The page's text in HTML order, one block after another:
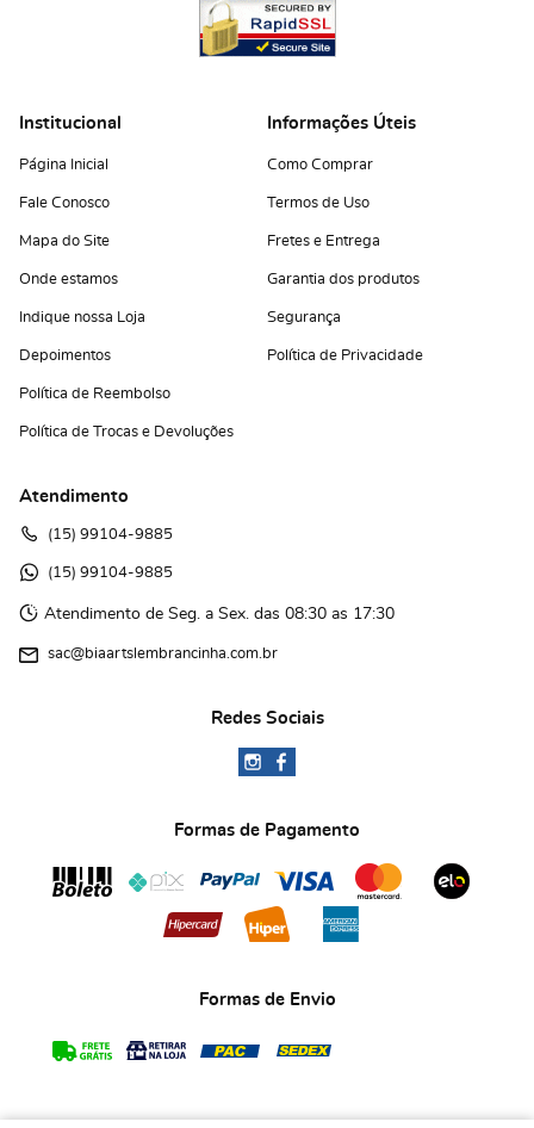
Institucional
Página Inicial
Fale Conosco
Mapa do Site
Onde estamos
Indique nossa Loja
Depoimentos
Política de Reembolso
Política de Trocas e Devoluções
Informações Úteis
Como Comprar
Termos de Uso
Fretes e Entrega
Garantia dos produtos
Segurança
Política de Privacidade
Atendimento
(15) 99104-9885
(15) 99104-9885
Atendimento de Seg. a Sex. das 08:30 as 17:30
sac@biaartslembrancinha.com.br
Redes Sociais
Formas de Pagamento
Formas de Envio